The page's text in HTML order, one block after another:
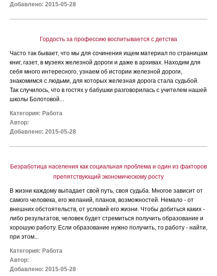
Добавлено: 2015-05-28
Гордость за профессию воспитывается с детства
Часто так бывает, что мы для сочинения ищем материал по страницам
книг, газет, в музеях железной дороги и даже в архивах. Находим для
себя много интересного, узнаем об истории железной дороги,
знакомимся с людьми, для которых железная дорога стала судьбой.
Так случилось, что в гостях у бабушки разговорилась с учителем нашей
школы Болотовой...
Категория: Работа
Автор:
Добавлено: 2015-05-28
Безработица населения как социальная проблема и один из факторов
препятствующий экономическому росту
В жизни каждому выпадает свой путь, своя судьба. Многое зависит от
самого человека, его желаний, планов, возможностей. Немало - от
внешних обстоятельств, от условий его жизни. Чтобы добиться каких -
либо результатов, человек будет стремиться получить образование и
хорошую работу. Если образование нужно получить, то работу - найти,
при этом...
Категория: Работа
Автор:
Добавлено: 2015-05-28